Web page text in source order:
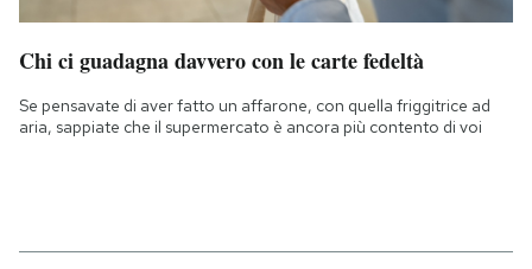
Chi ci guadagna davvero con le carte fedeltà
Se pensavate di aver fatto un affarone, con quella friggitrice ad
aria, sappiate che il supermercato è ancora più contento di voi